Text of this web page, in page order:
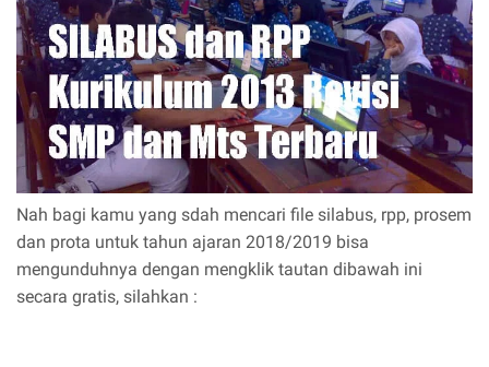
Nah bagi kamu yang sdah mencari file silabus, rpp, prosem
dan prota untuk tahun ajaran 2018/2019 bisa
mengunduhnya dengan mengklik tautan dibawah ini
secara gratis, silahkan :